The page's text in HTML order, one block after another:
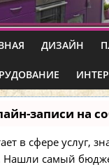
ДИЗАЙН
записи на
в сфере услуг,
Нашли самый